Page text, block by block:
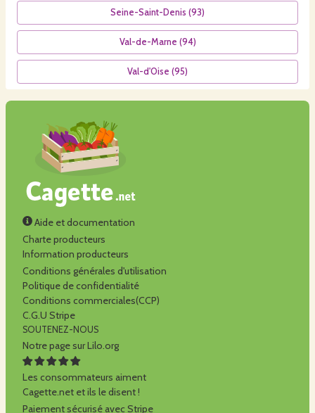
Seine-Saint-Denis (93)
Val-de-Marne (94)
Val-d'Oise (95)
Aide et documentation
Charte producteurs
Information producteurs
Conditions générales d'utilisation
Politique de confidentialité
Conditions commerciales(CCP)
C.G.U Stripe
SOUTENEZ-NOUS
Notre page sur Lilo.org
Les consommateurs aiment
Cagette.net et ils le disent !
Paiement sécurisé avec Stripe